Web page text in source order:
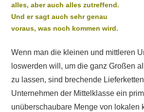
alles, aber auch alles zutreffend.
Und er sagt auch sehr genau
voraus, was noch kommen wird.
Wenn man die kleinen und mittleren
loswerden will, um die ganz Großen
zu lassen, sind brechende
Unternehmen der Mittelklasse ein
unüberschaubare Menge von lokalen